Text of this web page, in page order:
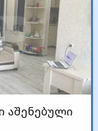
აშენებული